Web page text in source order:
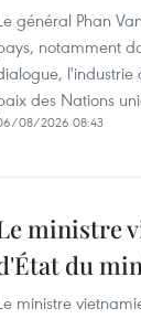
général Phan
notamment
l'industrie
des Nations
08/2026 08:43
ministre
du
ministre